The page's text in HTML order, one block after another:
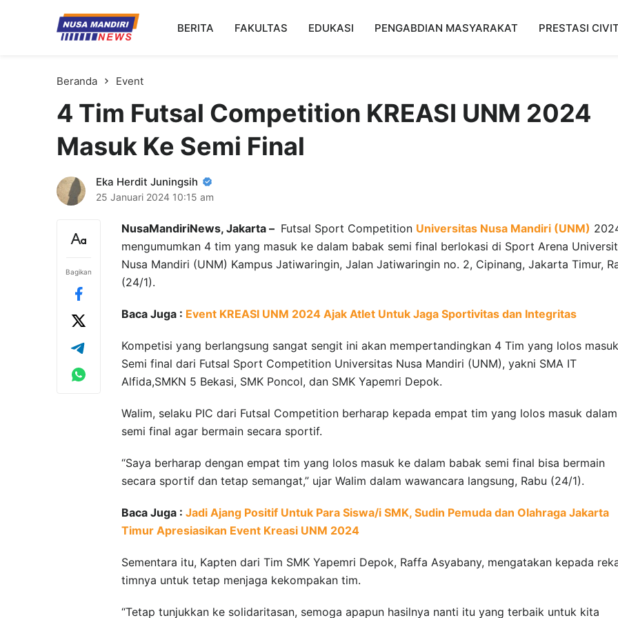
Kampus Digital Bisnis
Universitas Nusa Mandiri
BERITA FAKULTAS EDUKASI PENGABDIAN MASYARAKAT PRESTASI
Beranda Event
4 Tim Futsal Competition KREASI UNM 2024
Masuk Ke Semi Final
Eka Herdit Juningsih
25 Januari 2024 10:15 am
Bagikan
NusaMandiriNews, Jakarta – Futsal Sport Competition Universitas Nusa Mandiri (UNM)
mengumumkan 4 tim yang masuk ke dalam babak semi final berlokasi di Sport Arena
Nusa Mandiri (UNM) Kampus Jatiwaringin, Jalan Jatiwaringin no. 2, Cipinang, Jakarta Timur,
(24/1).
Baca Juga : Event KREASI UNM 2024 Ajak Atlet Untuk Jaga Sportivitas dan Integritas
Kompetisi yang berlangsung sangat sengit ini akan mempertandingkan 4 Tim yang lolos masuk
Semi final dari Futsal Sport Competition Universitas Nusa Mandiri (UNM), yakni SMA IT
Alfida,SMKN 5 Bekasi, SMK Poncol, dan SMK Yapemri Depok.
Walim, selaku PIC dari Futsal Competition berharap kepada empat tim yang lolos masuk dalam
semi final agar bermain secara sportif.
“Saya berharap dengan empat tim yang lolos masuk ke dalam babak semi final bisa bermain
secara sportif dan tetap semangat,” ujar Walim dalam wawancara langsung, Rabu (24/1).
Baca Juga : Jadi Ajang Positif Untuk Para Siswa/i SMK, Sudin Pemuda dan Olahraga Jakarta
Timur Apresiasikan Event Kreasi UNM 2024
Sementara itu, Kapten dari Tim SMK Yapemri Depok, Raffa Asyabany, mengatakan kepada
timnya untuk tetap menjaga kekompakan tim.
“Tetap tunjukkan ke solidaritasan, semoga apapun hasilnya nanti itu yang terbaik untuk kita